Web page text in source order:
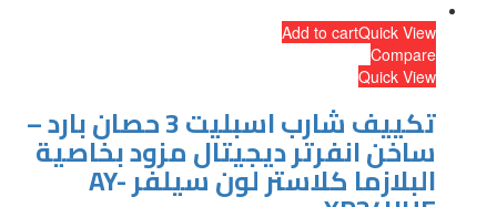
Add to cartQuick View
Compare
Quick View
تكييف شارب اسبليت 3 حصان بارد –
ساخن انفرتر ديجيتال مزود بخاصية
البلازما كلاستر لون سيلفر AY-